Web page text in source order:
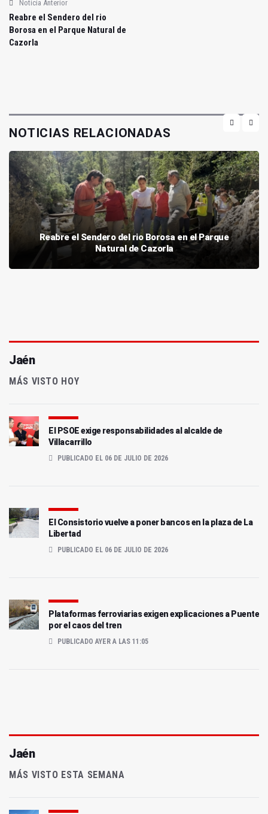
Noticia Anterior
Reabre el Sendero del rio
Borosa en el Parque Natural de
Cazorla
NOTICIAS RELACIONADAS
Reabre el Sendero del rio Borosa en el Parque
Natural de Cazorla
Jaén
MÁS VISTO HOY
El PSOE exige responsabilidades al alcalde de
Villacarrillo
PUBLICADO EL 06 DE JULIO DE 2026
El Consistorio vuelve a poner bancos en la plaza de La
Libertad
PUBLICADO EL 06 DE JULIO DE 2026
Plataformas ferroviarias exigen explicaciones a Puente
por el caos del tren
PUBLICADO AYER A LAS 11:05
Jaén
MÁS VISTO ESTA SEMANA